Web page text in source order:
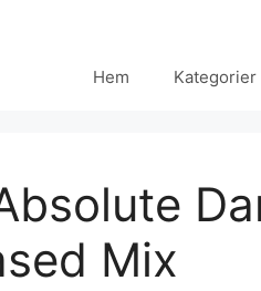
Hem Kategorier
Mix